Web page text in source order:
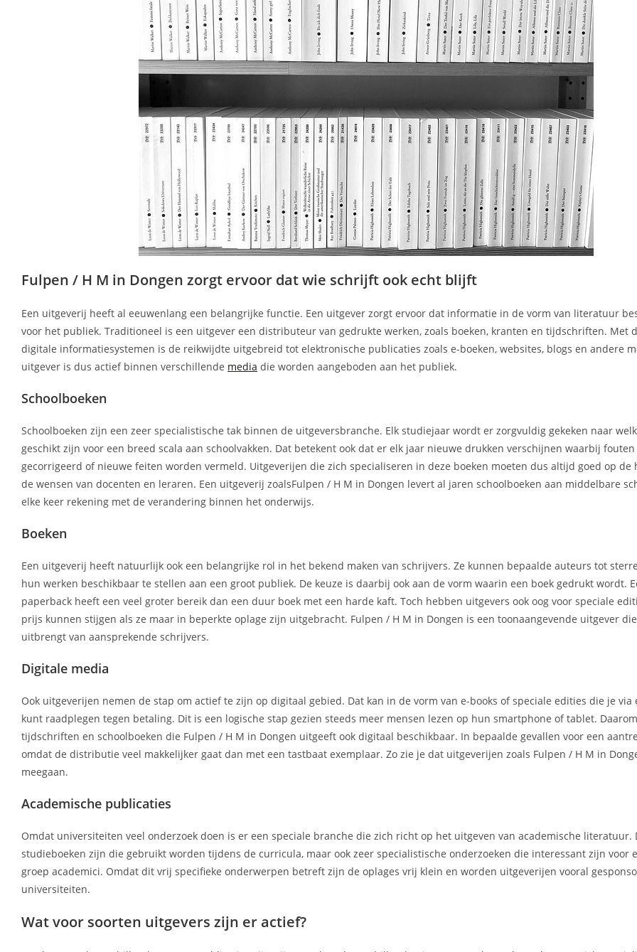
Fulpen / H M in Dongen zorgt ervoor dat wie schrijft ook echt blijft
Een uitgeverij heeft al eeuwenlang een belangrijke functie. Een uitgever zorgt ervoor dat informatie in de vorm van literatuur
voor het publiek. Traditioneel is een uitgever een distributeur van gedrukte werken, zoals boeken, kranten en tijdschriften. Met
digitale informatiesystemen is de reikwijdte uitgebreid tot elektronische publicaties zoals e-boeken, websites, blogs en andere
uitgever is dus actief binnen verschillende media die worden aangeboden aan het publiek.
Schoolboeken
Schoolboeken zijn een zeer specialistische tak binnen de uitgeversbranche. Elk studiejaar wordt er zorgvuldig gekeken naar
geschikt zijn voor een breed scala aan schoolvakken. Dat betekent ook dat er elk jaar nieuwe drukken verschijnen waarbij
gecorrigeerd of nieuwe feiten worden vermeld. Uitgeverijen die zich specialiseren in deze boeken moeten dus altijd goed op de
de wensen van docenten en leraren. Een uitgeverij zoalsFulpen / H M in Dongen levert al jaren schoolboeken aan middelbare
elke keer rekening met de verandering binnen het onderwijs.
Boeken
Een uitgeverij heeft natuurlijk ook een belangrijke rol in het bekend maken van schrijvers. Ze kunnen bepaalde auteurs tot
hun werken beschikbaar te stellen aan een groot publiek. De keuze is daarbij ook aan de vorm waarin een boek gedrukt wordt.
paperback heeft een veel groter bereik dan een duur boek met een harde kaft. Toch hebben uitgevers ook oog voor speciale
prijs kunnen stijgen als ze maar in beperkte oplage zijn uitgebracht. Fulpen / H M in Dongen is een toonaangevende uitgever
uitbrengt van aansprekende schrijvers.
Digitale media
Ook uitgeverijen nemen de stap om actief te zijn op digitaal gebied. Dat kan in de vorm van e-books of speciale edities die je via
kunt raadplegen tegen betaling. Dit is een logische stap gezien steeds meer mensen lezen op hun smartphone of tablet.
tijdschriften en schoolboeken die Fulpen / H M in Dongen uitgeeft ook digitaal beschikbaar. In bepaalde gevallen voor een
omdat de distributie veel makkelijker gaat dan met een tastbaat exemplaar. Zo zie je dat uitgeverijen zoals Fulpen / H M in
meegaan.
Academische publicaties
Omdat universiteiten veel onderzoek doen is er een speciale branche die zich richt op het uitgeven van academische literatuur.
studieboeken zijn die gebruikt worden tijdens de curricula, maar ook zeer specialistische onderzoeken die interessant zijn voor
groep academici. Omdat dit vrij specifieke onderwerpen betreft zijn de oplages vrij klein en worden uitgeverijen vooral
universiteiten.
Wat voor soorten uitgevers zijn er actief?